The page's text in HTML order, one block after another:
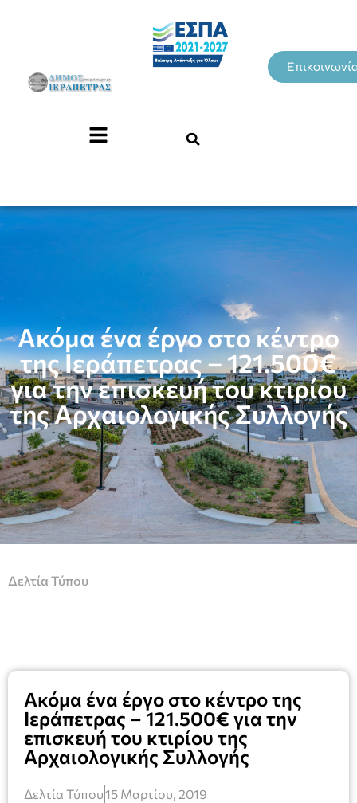
Ακόμα ένα έργο στο κέντρο
της Ιεράπετρας – 121.500€
για την επισκευή του κτιρίου
της Αρχαιολογικής Συλλογής
Δελτία Τύπου
Ακόμα ένα έργο στο κέντρο της
Ιεράπετρας – 121.500€ για την
επισκευή του κτιρίου της
Αρχαιολογικής Συλλογής
Δελτία Τύπου15 Μαρτίου, 2019